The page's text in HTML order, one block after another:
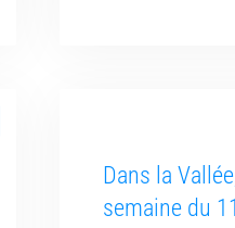
Dans la
semaine du